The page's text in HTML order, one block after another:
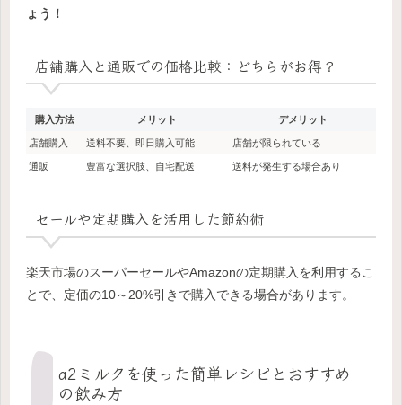
ょう！
店舗購入と通販での価格比較：どちらがお得？
購入方法 メリット デメリット
店舗購入 送料不要、即日購入可能 店舗が限られている
通販 豊富な選択肢、自宅配送 送料が発生する場合あり
セールや定期購入を活用した節約術
楽天市場のスーパーセールやAmazonの定期購入を利用するこ
とで、定価の10～20%引きで購入できる場合があります。
a2ミルクを使った簡単レシピとおすすめ
の飲み方